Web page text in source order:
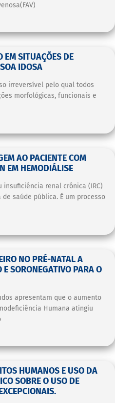
EM SITUAÇÕES DE
IDOSA
irreversível pelo qual todos
morfológicas, funcionais e
AO PACIENTE COM
EM HEMODIÁLISE
insuficiência renal crônica (IRC)
saúde pública. É um processo
NO PRÉ-NATAL A
SORONEGATIVO PARA O
apresentam que o aumento
Humana atingiu
HUMANOS E USO DA
SOBRE O USO DE